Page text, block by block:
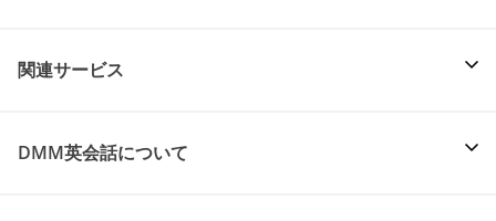
関連サービス
DMM英会話について